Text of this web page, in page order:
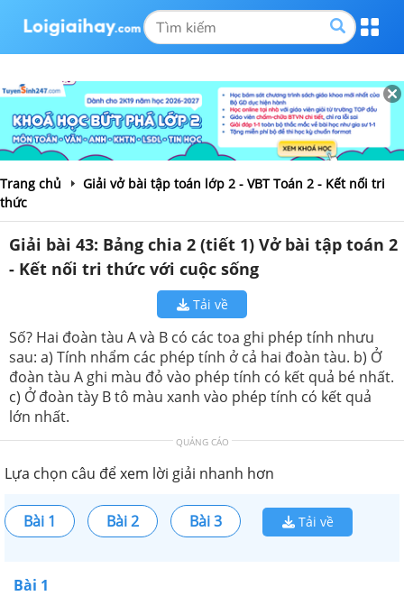
Trang chủ
Giải vở bài tập toán lớp 2 - VBT Toán 2 - Kết nối tri
thức
Giải bài 43: Bảng chia 2 (tiết 1) Vở bài tập toán 2
- Kết nối tri thức với cuộc sống
Tải về
Số? Hai đoàn tàu A và B có các toa ghi phép tính nhưu
sau: a) Tính nhẩm các phép tính ở cả hai đoàn tàu. b) Ở
đoàn tàu A ghi màu đỏ vào phép tính có kết quả bé nhất.
c) Ở đoàn tày B tô màu xanh vào phép tính có kết quả
lớn nhất.
QUẢNG CÁO
Lựa chọn câu để xem lời giải nhanh hơn
Bài 1 Bài 2 Bài 3 Tải về
Bài 1